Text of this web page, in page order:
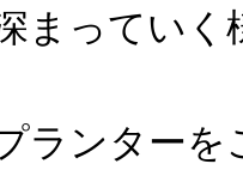
まってい
ランター